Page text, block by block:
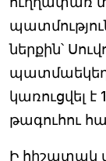
ներքին՝
կառուցվել
թագուհու
Ի հիշատակ